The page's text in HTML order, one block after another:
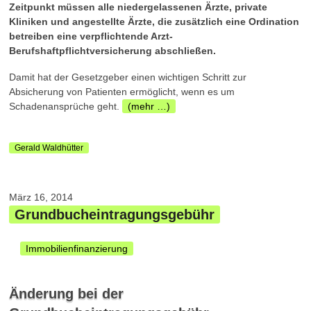
Zeitpunkt müssen alle niedergelassenen Ärzte, private
Kliniken und angestellte Ärzte, die zusätzlich eine Ordination
betreiben eine verpflichtende Arzt-
Berufshaftpflichtversicherung abschließen.
Damit hat der Gesetzgeber einen wichtigen Schritt zur
Absicherung von Patienten ermöglicht, wenn es um
Schadenansprüche geht.
(mehr …)
Gerald Waldhütter
März 16, 2014
Grundbucheintragungsgebühr
Immobilienfinanzierung
Änderung bei der